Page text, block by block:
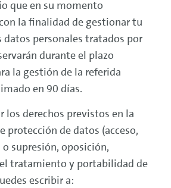
que en su momento
la finalidad de gestionar tu
datos personales tratados por
durante el plazo
la gestión de la referida
en 90 días.
los derechos previstos en la
protección de datos (acceso,
supresión, oposición,
tratamiento y portabilidad de
escribir a: